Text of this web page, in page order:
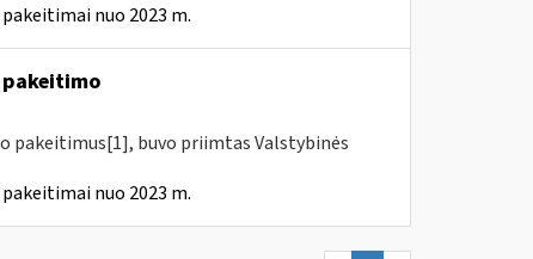
nuo 2023 m.
pakeitimo
pakeitimus[1], buvo priimtas Valstybinės
nuo 2023 m.